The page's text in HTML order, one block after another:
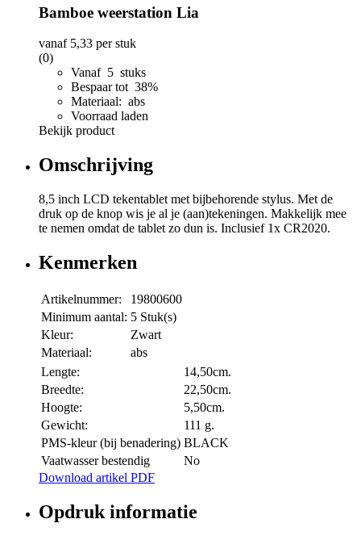
Bamboe weerstation Lia
vanaf 5,33 per stuk
(0)
Vanaf 5 stuks
Bespaar tot 38%
Materiaal: abs
Voorraad laden
Bekijk product
Omschrijving
8,5 inch LCD tekentablet met bijbehorende stylus. Met de
druk op de knop wis je al je (aan)tekeningen. Makkelijk mee
te nemen omdat de tablet zo dun is. Inclusief 1x CR2020.
Kenmerken
Artikelnummer:
19800600
Minimum aantal: 5 Stuk(s)
Kleur:
Zwart
Materiaal:
abs
Lengte:
14,50cm.
Breedte:
22,50cm.
Hoogte:
5,50cm.
Gewicht:
111 g.
PMS-kleur (bij benadering) BLACK
Vaatwasser bestendig
No
Download artikel PDF
Opdruk informatie